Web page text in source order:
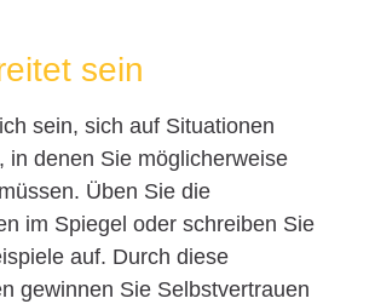
sein
sein, sich auf Situationen
in denen Sie möglicherweise
Üben Sie die
im Spiegel oder schreiben Sie
auf. Durch diese
gewinnen Sie Selbstvertrauen